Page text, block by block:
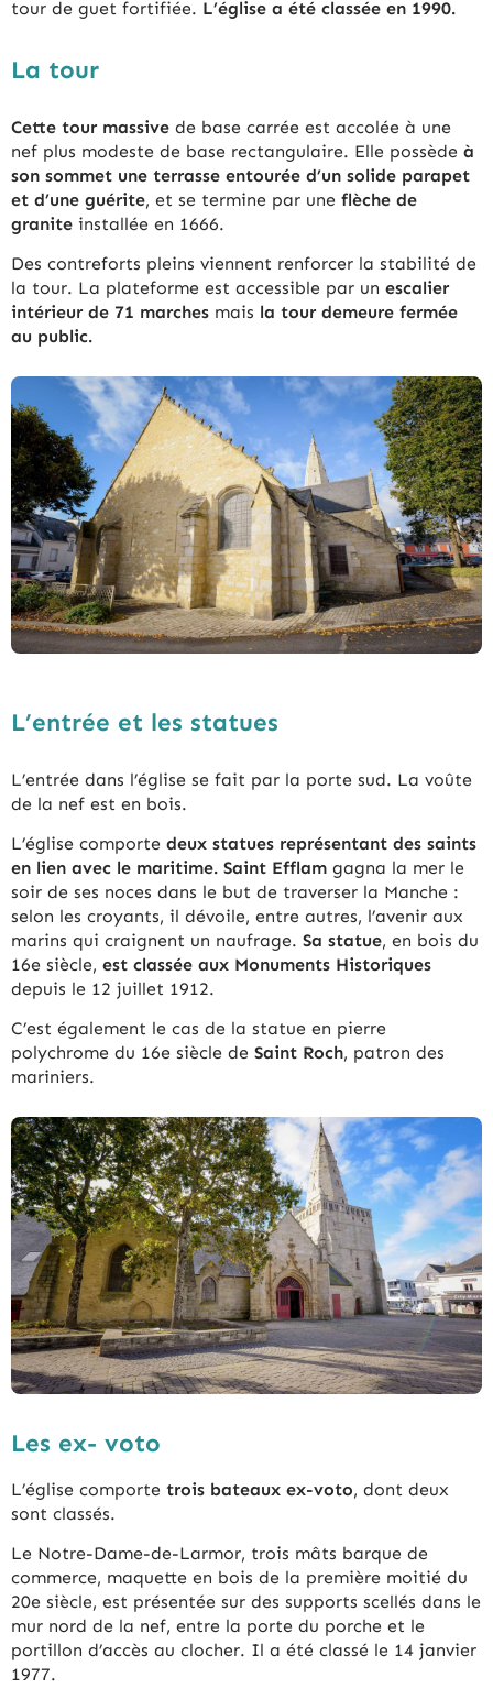
tour de guet fortifiée. L’église a été classée en 1990.
La tour
Cette tour massive de base carrée est accolée à une
nef plus modeste de base rectangulaire. Elle possède à
son sommet une terrasse entourée d’un solide parapet
et d’une guérite, et se termine par une flèche de
granite installée en 1666.
Des contreforts pleins viennent renforcer la stabilité de
la tour. La plateforme est accessible par un escalier
intérieur de 71 marches mais la tour demeure fermée
au public.
L’entrée et les statues
L’entrée dans l’église se fait par la porte sud. La voûte
de la nef est en bois.
L’église comporte deux statues représentant des saints
en lien avec le maritime. Saint Efflam gagna la mer le
soir de ses noces dans le but de traverser la Manche :
selon les croyants, il dévoile, entre autres, l’avenir aux
marins qui craignent un naufrage. Sa statue, en bois du
16e siècle, est classée aux Monuments Historiques
depuis le 12 juillet 1912.
C’est également le cas de la statue en pierre
polychrome du 16e siècle de Saint Roch, patron des
mariniers.
Les ex- voto
L’église comporte trois bateaux ex-voto, dont deux
sont classés.
Le Notre-Dame-de-Larmor, trois mâts barque de
commerce, maquette en bois de la première moitié du
20e siècle, est présentée sur des supports scellés dans le
mur nord de la nef, entre la porte du porche et le
portillon d’accès au clocher. Il a été classé le 14 janvier
1977.